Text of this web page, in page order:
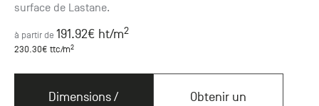
surface de Lastane.
à partir de 191.92€ ht/m2
230.30€ ttc/m2
Dimensions /
Obtenir un